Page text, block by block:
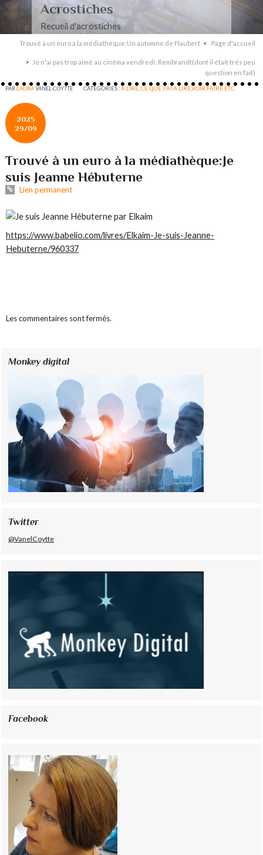
mari
Recueil de poèmes
Trouvé à un euro à la médiathèque:Un automne de Flaubert Page d'accueil
Je n'ai pas trop aimé au cinéma vendredi: Rembrandt(dont il était très peu
question en fait)
PARLAURAVANEL-COYTTE CATÉGORIES :A LIRE ,CE QUE J'AI A LIRE,VOIR,FAIRE ETC.
2025
29/09
Trouvé à un euro à la médiathèque:Je
suis Jeanne Hébuterne
Lien permanent
https://www.babelio.com/livres/Elkaim-Je-suis-Jeanne-
Hebuterne/960337
Les commentaires sont fermés.
Monkey digital
Twitter
@VanelCoytte
Facebook